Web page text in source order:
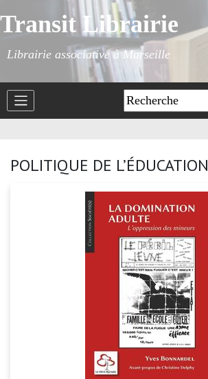
Transit Librairie
Librairie associative à Marseille
POLITIQUE DE L’ÉDUCATION